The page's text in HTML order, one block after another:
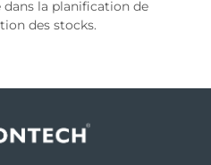
la planification de
des stocks.